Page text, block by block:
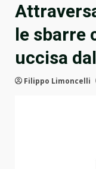
le sbarre
uccisa
Filippo Limoncelli